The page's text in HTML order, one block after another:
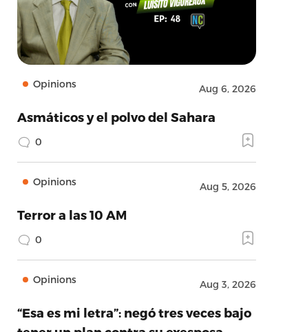
Opinions Aug 6, 2026
Asmáticos y el polvo del Sahara
0
Opinions Aug 5, 2026
Terror a las 10 AM
0
Opinions Aug 3, 2026
“Esa es mi letra”: negó tres veces bajo